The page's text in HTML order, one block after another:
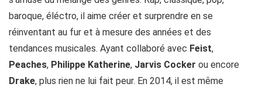
baroque, éléctro, il aime créer et surprendre en se
réinventant au fur et à mesure des années et des
tendances musicales. Ayant collaboré avec Feist,
Peaches, Philippe Katherine, Jarvis Cocker ou encore
Drake, plus rien ne lui fait peur. En 2014, il est même